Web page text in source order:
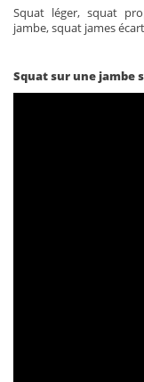
Squat léger, squat
jambe, squat james
Squat sur une jambe